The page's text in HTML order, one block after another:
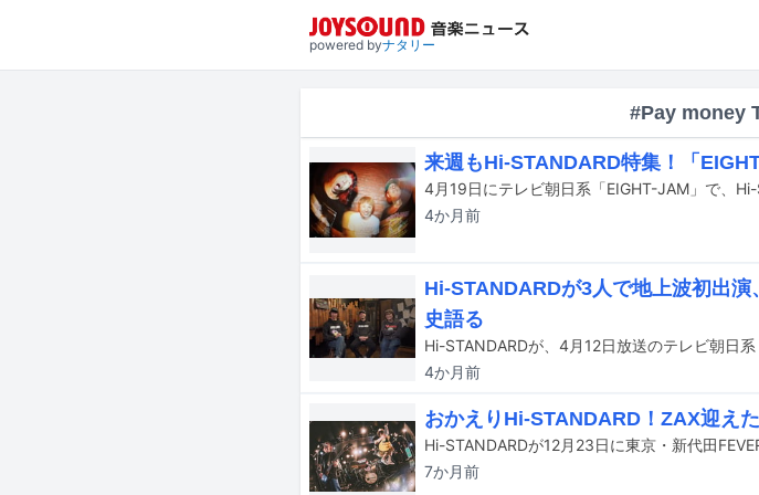
powered byナタリー
#Pay money
来週もHi-STANDARD特集！「
4か月前
Hi-STANDARDが3人で地上波初出
史語る
Hi-STANDARDが、4月12日放送のテレビ朝日系
4か月前
おかえりHi-STANDARD！ZAX迎え
7か月前